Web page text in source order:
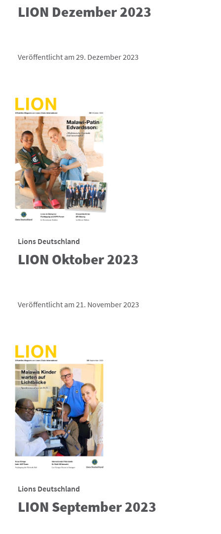
LION Dezember 2023
Veröffentlicht am 29. Dezember 2023
Lions Deutschland
LION Oktober 2023
Veröffentlicht am 21. November 2023
Lions Deutschland
LION September 2023